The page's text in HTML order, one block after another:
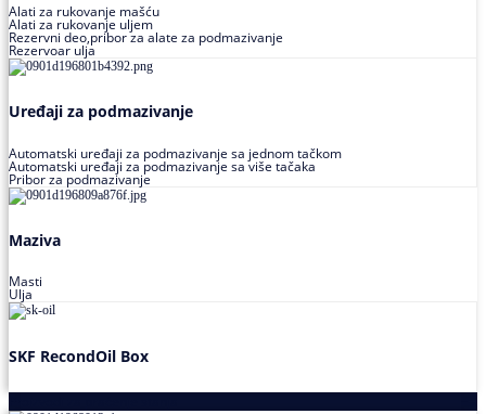
Alati za rukovanje mašću
Alati za rukovanje uljem
Rezervni deo,pribor za alate za podmazivanje
Rezervoar ulja
Uređaji za podmazivanje
Automatski uređaji za podmazivanje sa jednom tačkom
Automatski uređaji za podmazivanje sa više tačaka
Pribor za podmazivanje
Maziva
Masti
Ulja
SKF RecondOil Box